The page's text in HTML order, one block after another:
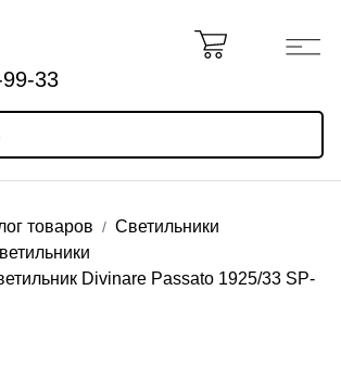
33
товаров
Светильники
Divinare Passato 1925/33 SP-